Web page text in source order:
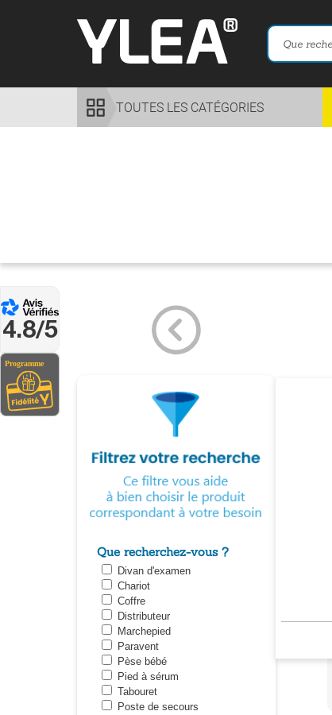
4.8/5
TOUTES LES CATÉGORIES
Que recherchez-vous ?
Divan d'examen
Chariot
Coffre
Distributeur
Marchepied
Paravent
Pèse bébé
Pied à sérum
Tabouret
Poste de secours